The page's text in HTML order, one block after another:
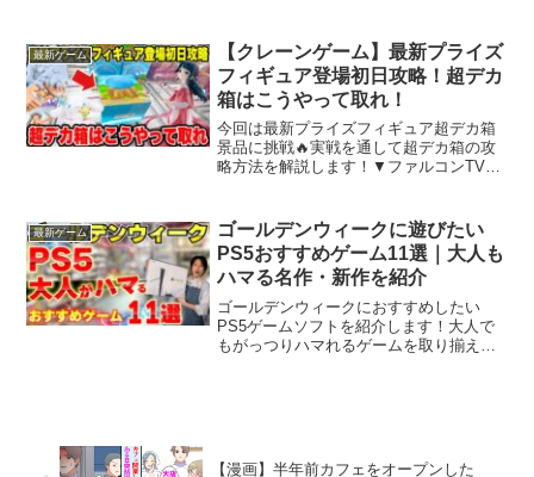
最新ゲーム
【クレーンゲーム】最新プライズ
フィギュア登場初日攻略！超デカ
箱はこうやって取れ！
今回は最新プライズフィギュア超デカ箱
景品に挑戦🔥実戦を通して超デカ箱の攻
略方法を解説します！▼ファルコンTVで
中！ チャンネル登録＆高評価で応援お願
いします！ ▼...
最新ゲーム
ゴールデンウィークに遊びたい
PS5おすすめゲーム11選｜大人も
ハマる名作・新作を紹介
ゴールデンウィークにおすすめしたい
PS5ゲームソフトを紹介します！大人で
もがっつりハマれるゲームを取り揃えま
【漫画】半年前カフェをオープンした